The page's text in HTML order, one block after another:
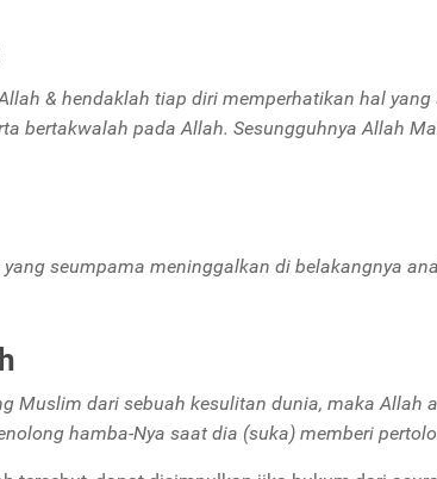
& hendaklah tiap diri memperhatikan hal
bertakwalah pada Allah. Sesungguhnya Allah
seumpama meninggalkan di belakangnya
Muslim dari sebuah kesulitan dunia, maka Allah
hamba-Nya saat dia (suka) memberi